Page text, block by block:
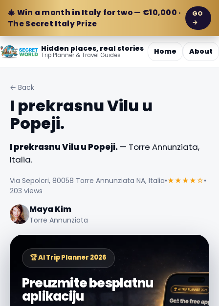
🎄 Win a month in Italy for two — €10,000 ·
The Secret Italy Prize
GO
→
Hidden places, real stories
Trip Planner & Travel Guides Home About
← Back
I prekrasnu Vilu u
Popeji.
I prekrasnu Vilu u Popeji. — Torre Annunziata,
Italia.
Via Sepolcri, 80058 Torre Annunziata NA, Italia•★★★★☆•
203 views
Maya Kim
Torre Annunziata
🏆 AI Trip Planner 2026
Preuzmite besplatnu
aplikaciju